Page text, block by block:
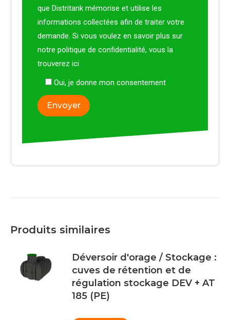
que Distritank mémorise et utilise les
informations collectées afin de traiter votre
demande. Si vous voulez en savoir plus sur
notre politique de confidentialité, vous la
trouverez ici
Oui, je donne mon consentement
Produits similaires
Déversoir d'orage / Stockage :
cuves de rétention et de
régulation stockage DEV + AT
185 (PE)